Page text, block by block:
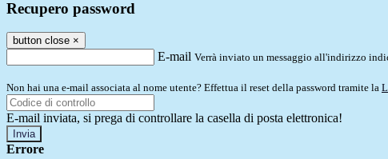
Recupero password
button close ×
E-mail Verrà inviato un messaggio all'indirizzo
Non hai una e-mail associata al nome utente? Effettua il reset della password tramite la
E-mail inviata, si prega di controllare la casella di posta elettronica!
Errore